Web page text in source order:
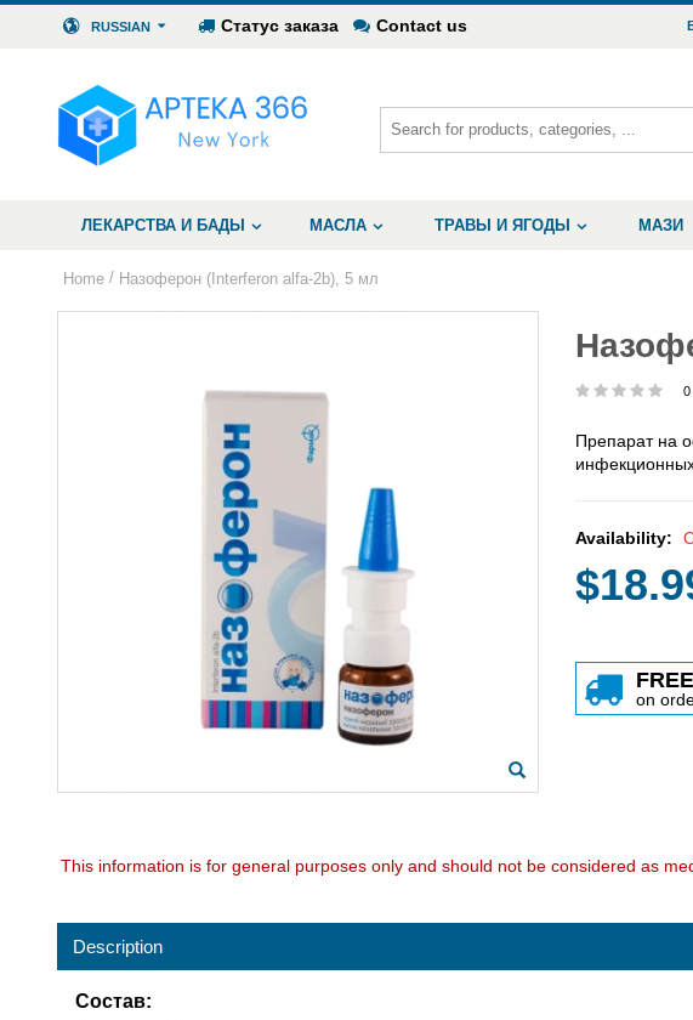
RUSSIAN Статус заказа Contact us
ЛЕКАРСТВА И БАДЫ МАСЛА ТРАВЫ И ЯГОДЫ МАЗИ
Home / Назоферон (Interferon alfa-2b), 5 мл
0
Препарат на
Availability:
on
This information is for general purposes only and should not be considered as
Description
Состав: